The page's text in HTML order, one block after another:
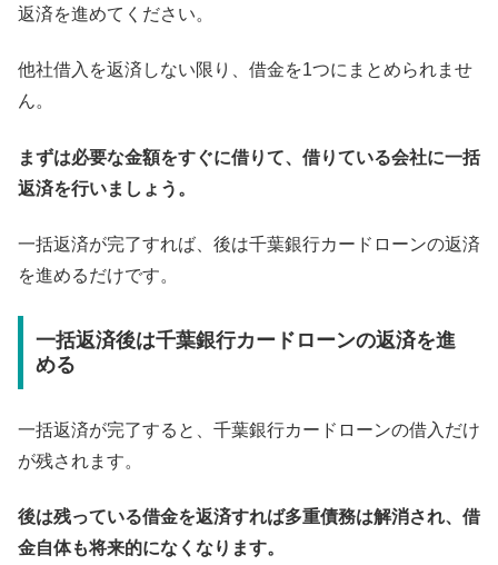
返済を進めてください。
他社借入を返済しない限り、借金を1つにまとめられませ
ん。
まずは必要な金額をすぐに借りて、借りている会社に一括
返済を行いましょう。
一括返済が完了すれば、後は千葉銀行カードローンの返済
を進めるだけです。
一括返済後は千葉銀行カードローンの返済を進
める
一括返済が完了すると、千葉銀行カードローンの借入だけ
が残されます。
後は残っている借金を返済すれば多重債務は解消され、借
金自体も将来的になくなります。